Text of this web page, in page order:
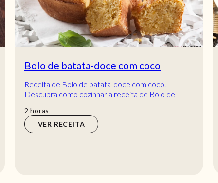
Almôndegas de peixe- Receita fácil e
deliciosa
Receita de Almôndegas de peixe- Receita fácil e
deliciosa. Descubra como cozinhar a receita de
Almôndegas de peixe- Receita fácil e delicios...
2 horas
horas 30min
min